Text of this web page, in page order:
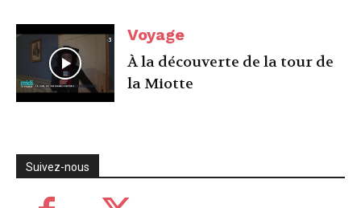
Voyage
À la découverte de la tour de
la Miotte
Suivez-nous